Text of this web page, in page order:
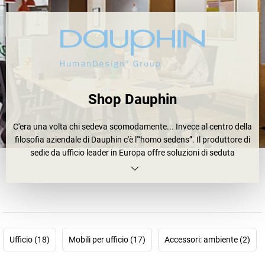
Shop Dauphin
C'era una volta chi sedeva scomodamente... Invece al centro della
filosofia aziendale di Dauphin c'è l'“homo sedens”. Il produttore di
sedie da ufficio leader in Europa offre soluzioni di seduta
intelligenti che garantiscono maggiore comodità, si prendono cura
mentale, non solo sul posto di lavoro. In una parola, si tratta dello
HumanDesign®: dietro a questo pensiero dellesedie Dauphinsi
Ufficio (18) Mobili per ufficio (17) Accessori: ambiente (2)